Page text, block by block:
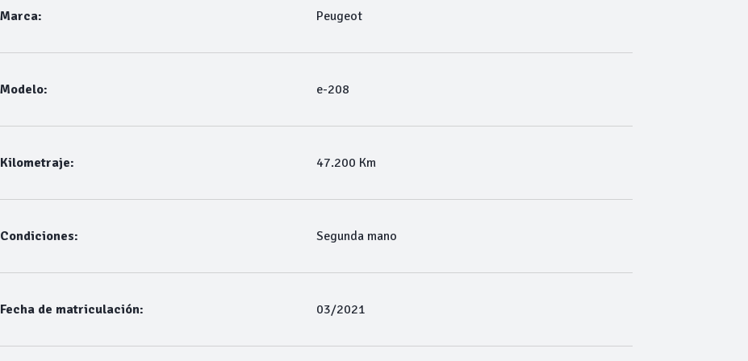
Marca: Peugeot
Modelo: e-208
Kilometraje: 47.200 Km
Condiciones: Segunda mano
Fecha de matriculación: 03/2021